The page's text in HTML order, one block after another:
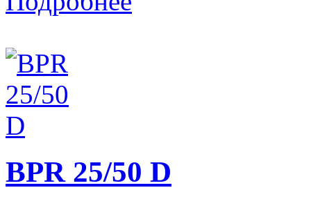
BPR 25/50 D